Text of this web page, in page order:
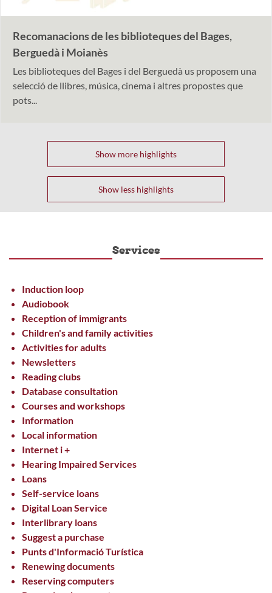
Recomanacions de les biblioteques del Bages,
Berguedà i Moianès
Les biblioteques del Bages i del Berguedà us proposem una
selecció de llibres, música, cinema i altres propostes que
pots...
Show more highlights
Show less highlights
Services
Induction loop
Audiobook
Reception of immigrants
Children's and family activities
Activities for adults
Newsletters
Reading clubs
Database consultation
Courses and workshops
Information
Local information
Internet i +
Hearing Impaired Services
Loans
Self-service loans
Digital Loan Service
Interlibrary loans
Suggest a purchase
Punts d'Informació Turística
Renewing documents
Reserving computers